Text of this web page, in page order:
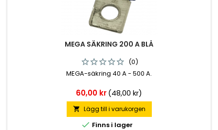
MEGA SÄKRING 200 A BLÅ
(0)
MEGA-säkring 40 A - 500 A.
Pris
60,00 kr(48,00 kr)
 Lägg till i varukorgen
 Finns i lager